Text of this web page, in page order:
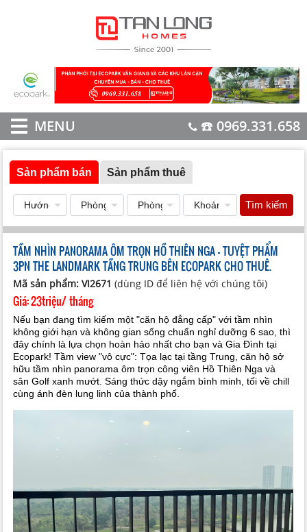
MENU ☎️ 0969.331.658
Sản phẩm bán Sản phẩm thuê
Tìm kiếm
TẦM NHÌN PANORAMA ÔM TRỌN HỒ THIÊN NGA – TUYỆT PHẨM
3PN THE LANDMARK TẦNG TRUNG BÊN ECOPARK CHO THUÊ.
Mã sản phẩm: VI2671(dùng ID để liên hệ với chúng tôi)
Giá:23triệu/ tháng
Nếu bạn đang tìm kiếm một "căn hộ đẳng cấp" với tầm nhìn
không giới hạn và không gian sống chuẩn nghỉ dưỡng 6 sao, thì
đây chính là lựa chọn hoàn hảo nhất cho bạn và Gia Đình tại
Ecopark! Tầm view "vô cực": Tọa lạc tại tầng Trung, căn hộ sở
hữu tầm nhìn panorama ôm trọn công viên Hồ Thiên Nga và
sân Golf xanh mướt. Sáng thức dậy ngắm bình minh, tối về chill
cùng ánh đèn lung linh của thành phố.